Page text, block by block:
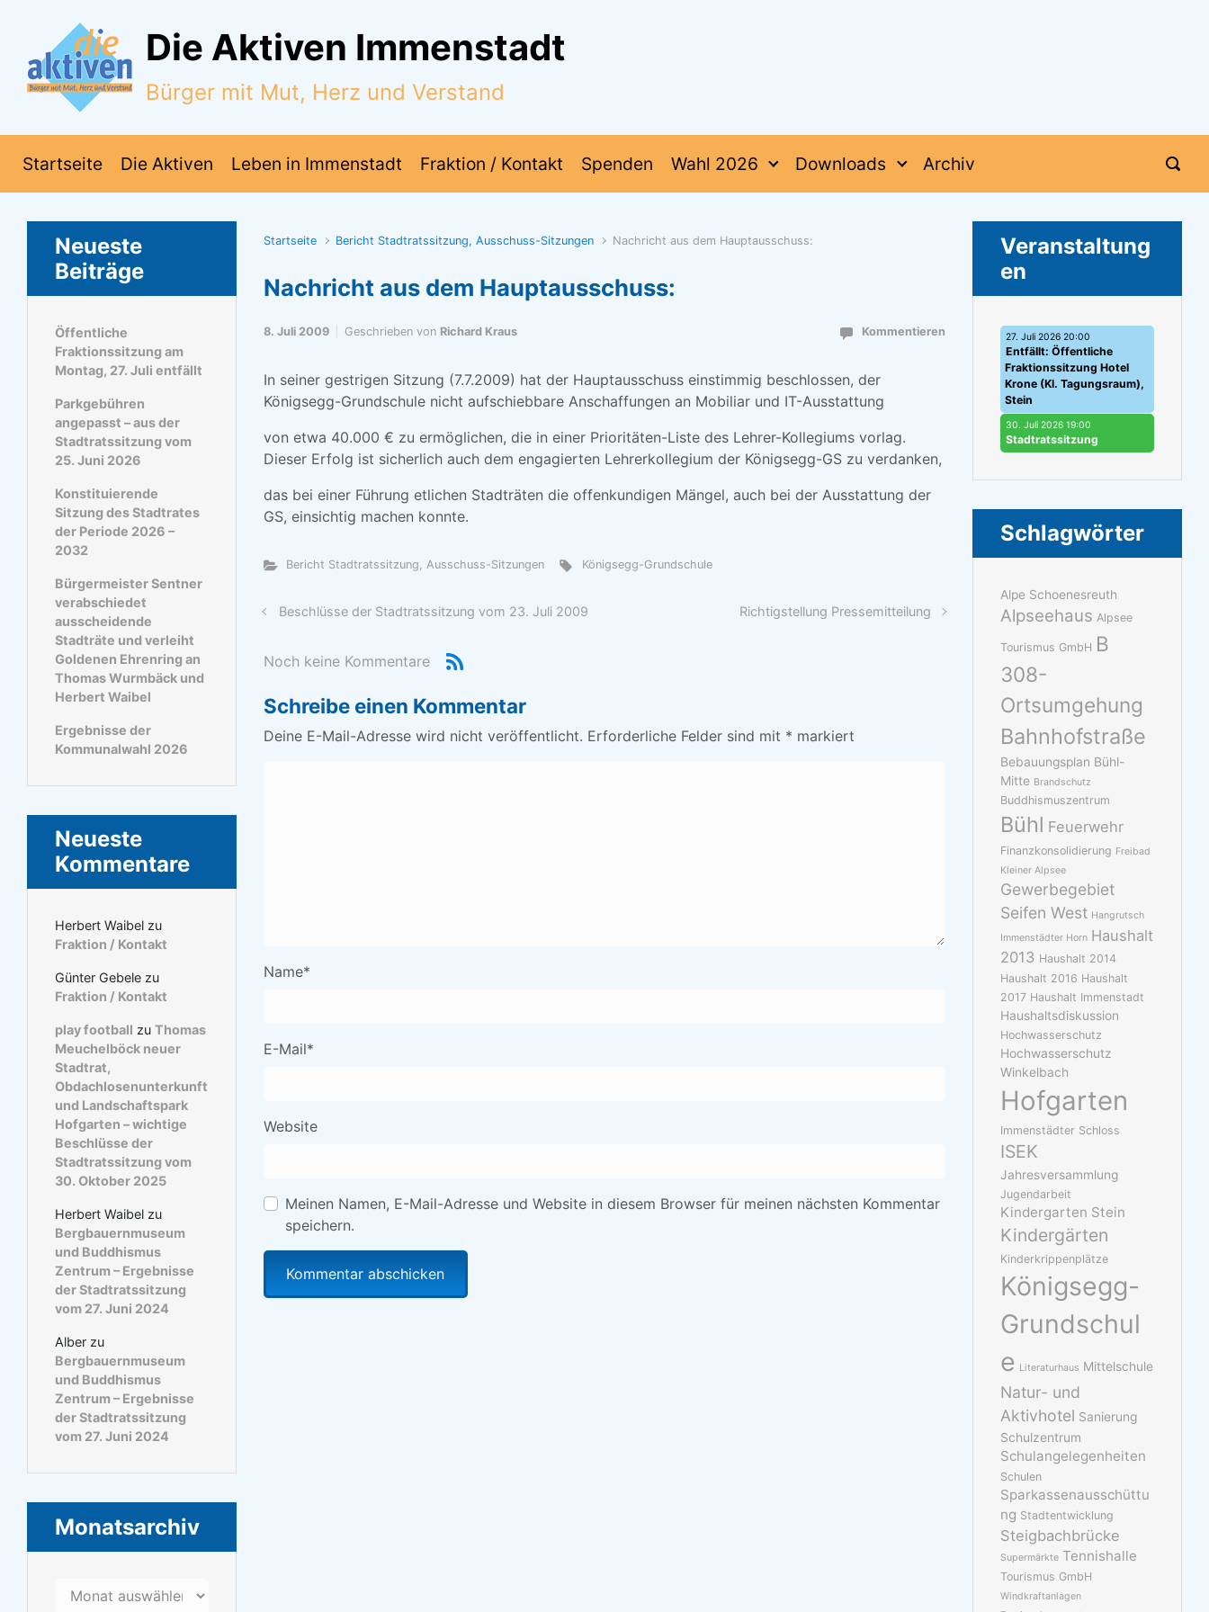
Zum Hauptinhalt springen
Die Aktiven Immenstadt
Bürger mit Mut, Herz und Verstand
Startseite Die Aktiven Leben in Immenstadt Fraktion / Kontakt Spenden Wahl 2026 Downloads Archiv
Startseite Bericht Stadtratssitzung, Ausschuss-Sitzungen Nachricht aus dem Hauptausschuss:
Nachricht aus dem Hauptausschuss:
8. Juli 2009 Geschrieben von Richard Kraus Kommentieren
In seiner gestrigen Sitzung (7.7.2009) hat der Hauptausschuss einstimmig beschlossen, der
Königsegg-Grundschule nicht aufschiebbare Anschaffungen an Mobiliar und IT-Ausstattung
von etwa 40.000 € zu ermöglichen, die in einer Prioritäten-Liste des Lehrer-Kollegiums vorlag.
Dieser Erfolg ist sicherlich auch dem engagierten Lehrerkollegium der Königsegg-GS zu verdanken,
das bei einer Führung etlichen Stadträten die offenkundigen Mängel, auch bei der Ausstattung der
GS, einsichtig machen konnte.
Bericht Stadtratssitzung, Ausschuss-Sitzungen Königsegg-Grundschule
Beschlüsse der Stadtratssitzung vom 23. Juli 2009 Richtigstellung Pressemitteilung
Noch keine Kommentare
Schreibe einen Kommentar
Deine E-Mail-Adresse wird nicht veröffentlicht. Erforderliche Felder sind mit * markiert
Name*
E-Mail*
Website
Meinen Namen, E-Mail-Adresse und Website in diesem Browser für meinen nächsten Kommentar
speichern.
Neueste
Beiträge
Öffentliche
Fraktionssitzung am
Montag, 27. Juli entfällt
Parkgebühren
angepasst – aus der
Stadtratssitzung vom
25. Juni 2026
Konstituierende
Sitzung des Stadtrates
der Periode 2026 –
2032
Bürgermeister Sentner
verabschiedet
ausscheidende
Stadträte und verleiht
Goldenen Ehrenring an
Thomas Wurmbäck und
Herbert Waibel
Ergebnisse der
Kommunalwahl 2026
Neueste
Kommentare
Herbert Waibel zu
Fraktion / Kontakt
Günter Gebele zu
Fraktion / Kontakt
play football zu Thomas
Meuchelböck neuer
Stadtrat,
Obdachlosenunterkunft
und Landschaftspark
Hofgarten – wichtige
Beschlüsse der
Stadtratssitzung vom
30. Oktober 2025
Herbert Waibel zu
Bergbauernmuseum
und Buddhismus
Zentrum – Ergebnisse
der Stadtratssitzung
vom 27. Juni 2024
Alber zu
Bergbauernmuseum
und Buddhismus
Zentrum – Ergebnisse
der Stadtratssitzung
vom 27. Juni 2024
Monatsarchiv
Monatsarchiv
Veranstaltung
en
27. Juli 2026 20:00
Entfällt: Öffentliche
Fraktionssitzung Hotel
Krone (Kl. Tagungsraum),
Stein
30. Juli 2026 19:00
Stadtratssitzung
Schlagwörter
Alpe Schoenesreuth
Alpseehaus Alpsee
Tourismus GmbH B
308-
Ortsumgehung
Bahnhofstraße
Bebauungsplan Bühl-
Mitte Brandschutz
Buddhismuszentrum
Bühl Feuerwehr
Finanzkonsolidierung Freibad
Kleiner Alpsee
Gewerbegebiet
Seifen West Hangrutsch
Immenstädter Horn Haushalt
2013 Haushalt 2014
Haushalt 2016 Haushalt
2017 Haushalt Immenstadt
Haushaltsdiskussion
Hochwasserschutz
Hochwasserschutz
Winkelbach
Hofgarten
Immenstädter Schloss
ISEK
Jahresversammlung
Jugendarbeit
Kindergarten Stein
Kindergärten
Kinderkrippenplätze
Königsegg-
Grundschul
e Literaturhaus Mittelschule
Natur- und
Aktivhotel Sanierung
Schulzentrum
Schulangelegenheiten
Schulen
Sparkassenausschüttu
ng Stadtentwicklung
Steigbachbrücke
Supermärkte Tennishalle
Tourismus GmbH
Windkraftanlagen